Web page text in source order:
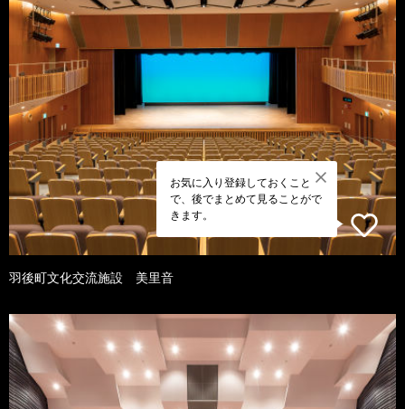
お気に入り登録しておくこと
で、後でまとめて見ることがで
きます。
羽後町文化交流施設 美里音